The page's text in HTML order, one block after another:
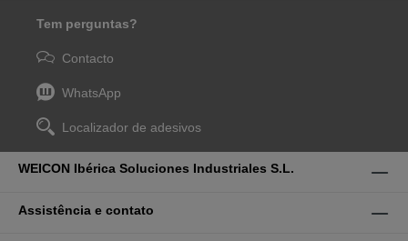
Tem perguntas?
Contacto
WhatsApp
Localizador de adesivos
WEICON Ibérica Soluciones Industriales S.L.
Assistência e contato